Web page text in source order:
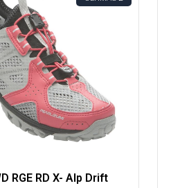
RGE RD X- Alp Drift